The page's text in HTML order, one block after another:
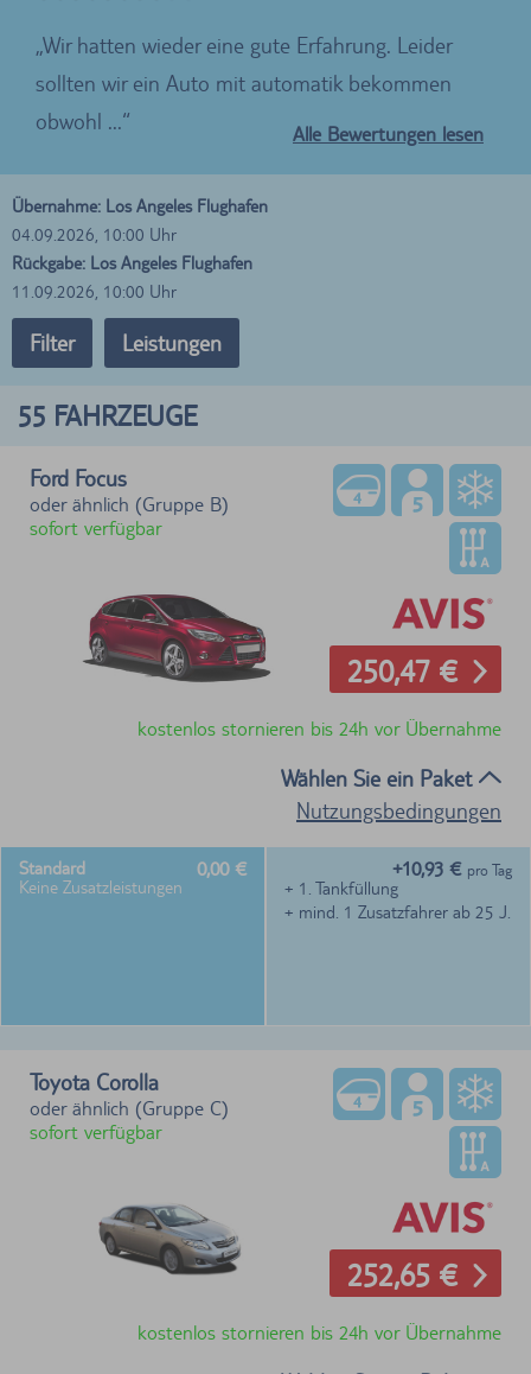
Wir hatten wieder eine gute Erfahrung. Leider
sollten wir ein Auto mit automatik bekommen
obwohl ...
Alle Bewertungen lesen
Übernahme: Los Angeles Flughafen
04.09.2026, 10:00 Uhr
Rückgabe: Los Angeles Flughafen
11.09.2026, 10:00 Uhr
Filter Leistungen
55 FAHRZEUGE
Ford Focus
oder ähnlich (Gruppe B)
sofort verfügbar
250,47 €
kostenlos stornieren bis 24h vor Übernahme
Wählen Sie ein Paket
Nutzungsbedingungen
Standard
Keine Zusatzleistungen
0,00 €
+ 1. Tankfüllung
+ mind. 1 Zusatzfahrer ab 25 J.
+10,93 € pro Tag
Toyota Corolla
oder ähnlich (Gruppe C)
sofort verfügbar
252,65 €
kostenlos stornieren bis 24h vor Übernahme